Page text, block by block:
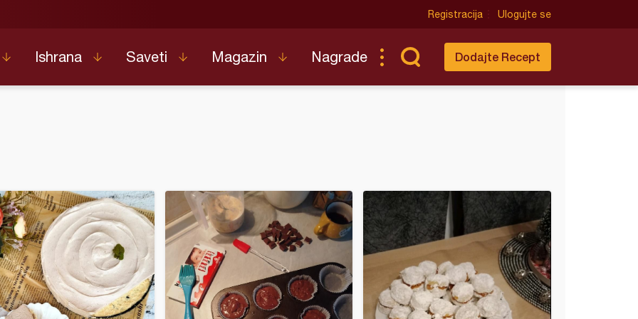
Registracija Ulogujte se
Ishrana Saveti Magazin Nagrade Dodajte Recept